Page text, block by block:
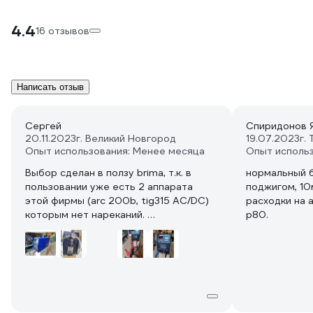
4.416 отзывов
Написать отзыв
Сергей
20.11.2023г. Великий Новгород
Опыт использования: Менее месяца
Выбор сделан в ползу brima, т.к. в
пользовании уже есть 2 аппарата
этой фирмы (arc 200b, tig315 AC/DC)
которым нет нареканий.
Аппарат пришёл несколько иной
модификации, отличной от той, что на
фото. По факту оказалось что это
Спиридонов
19.07.2023г.
Опыт
нормальный
поджигом,
расходки на
р80.